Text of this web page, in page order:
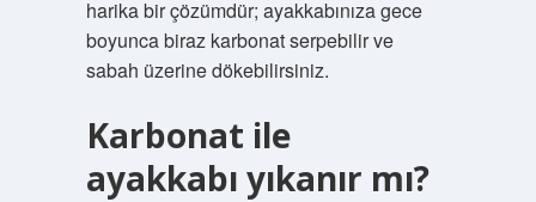
harika bir çözümdür; ayakkabınıza gece
boyunca biraz karbonat serpebilir ve
sabah üzerine dökebilirsiniz.
Karbonat ile
ayakkabı yıkanır mı?